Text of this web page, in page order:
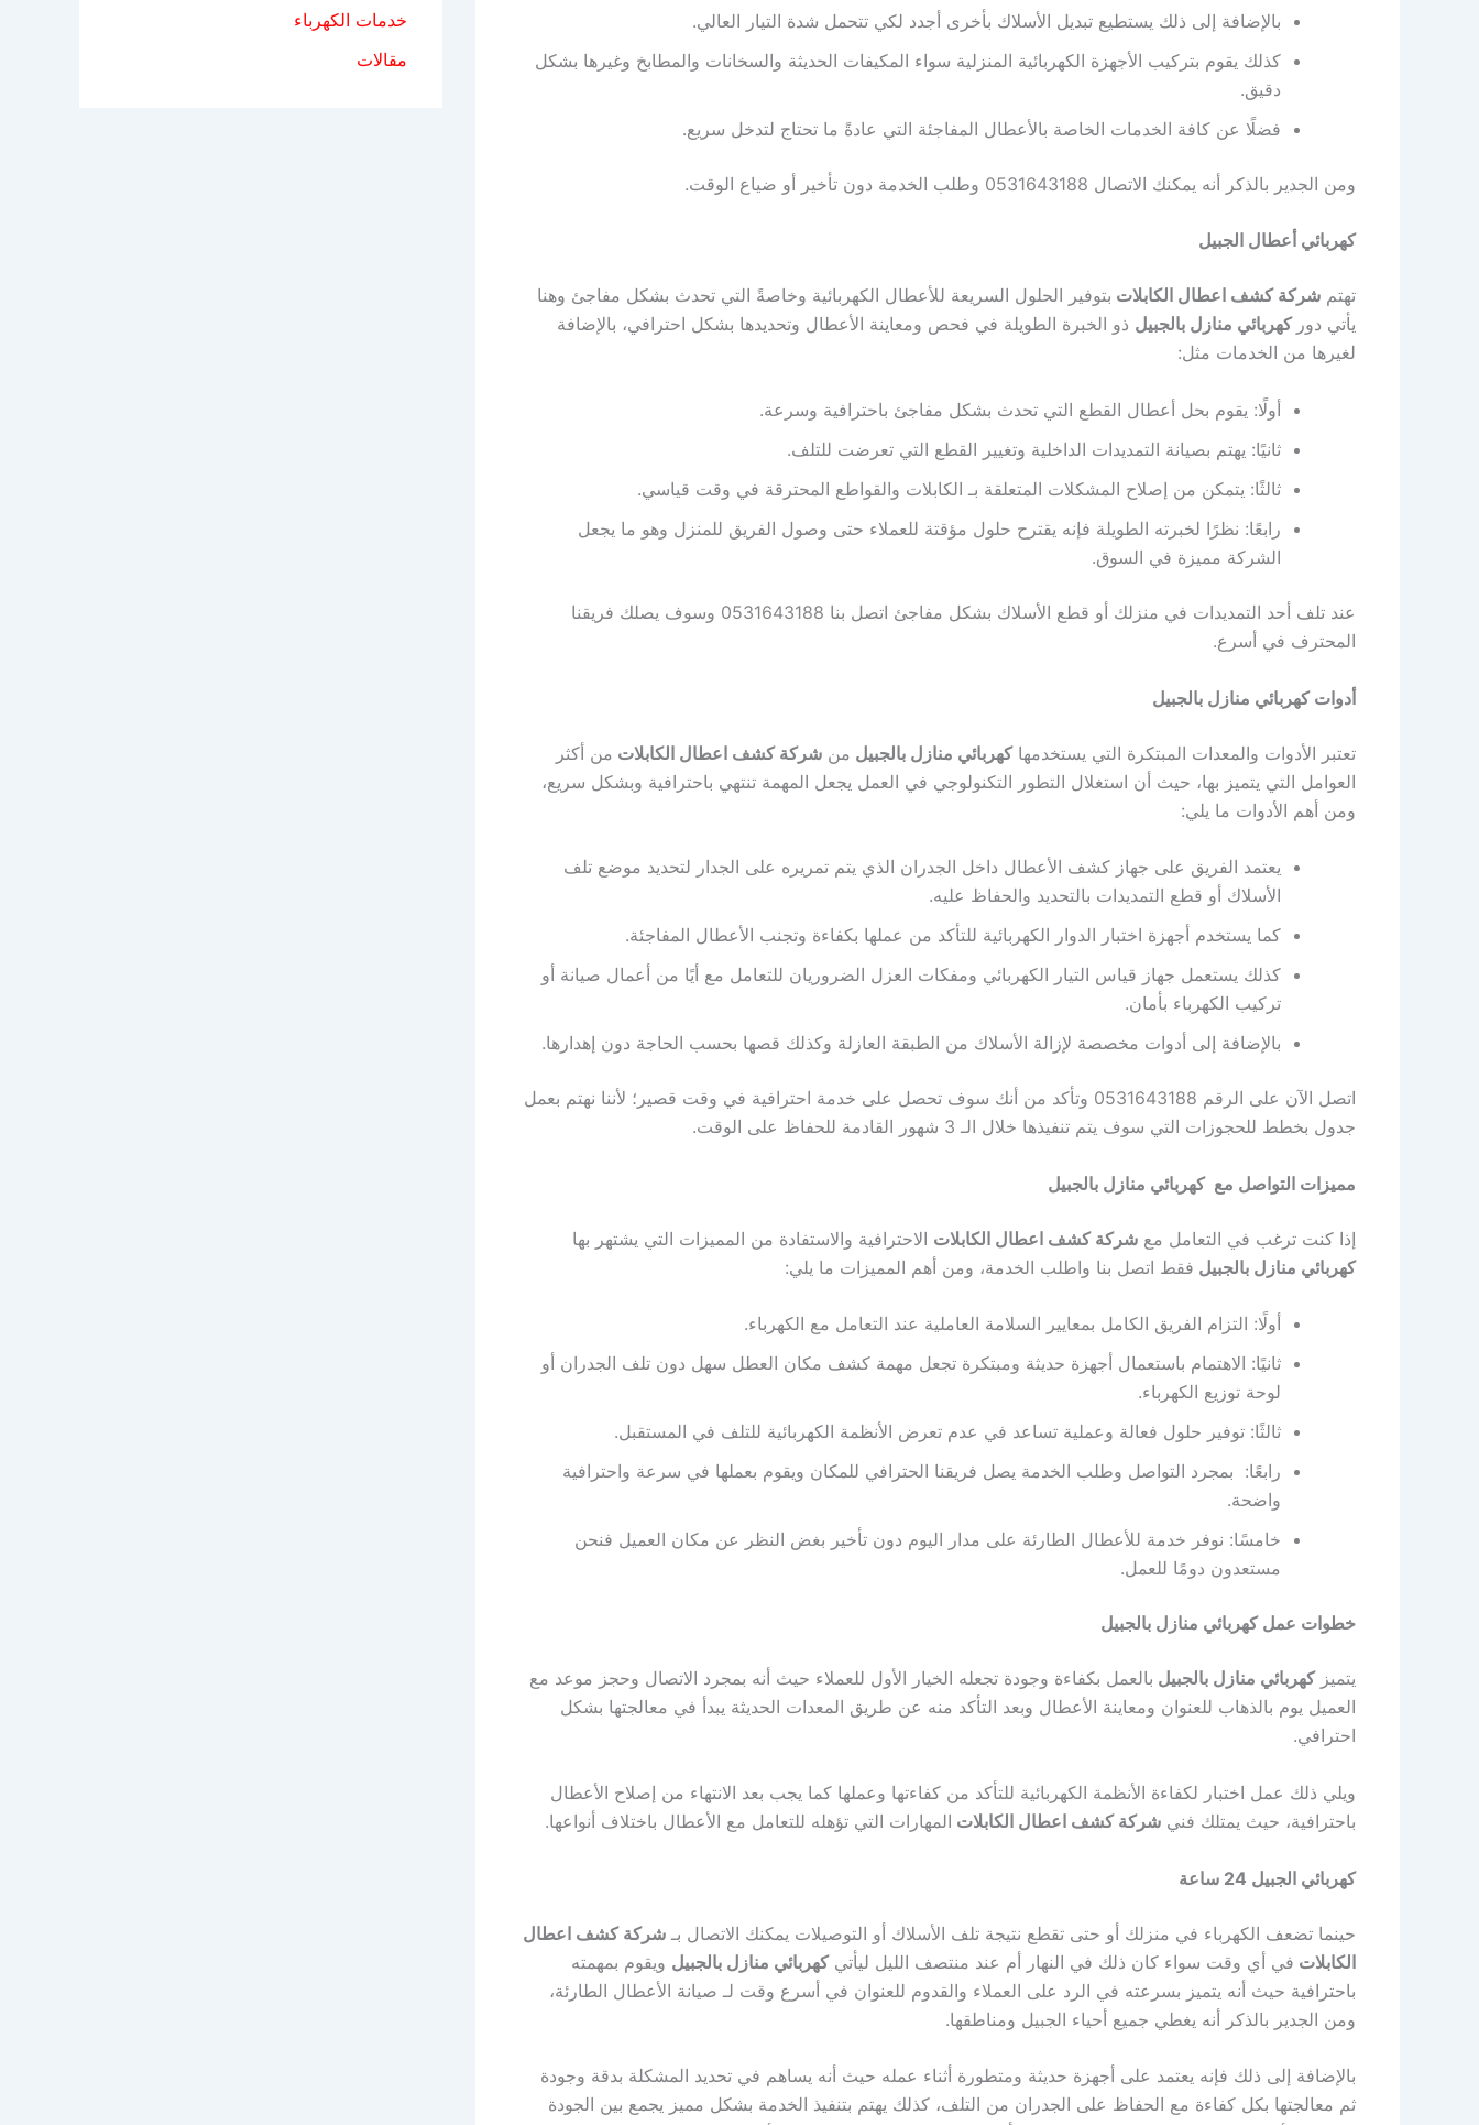
بالإضافة إلى ذلك يستطيع تبديل الأسلاك بأخرى أجدد لكي تتحمل شدة التيار العالي.
كذلك يقوم بتركيب الأجهزة الكهربائية المنزلية سواء المكيفات الحديثة والسخانات والمطابخ وغيرها بشكل
دقيق.
فضلًا عن كافة الخدمات الخاصة بالأعطال المفاجئة التي عادةً ما تحتاج لتدخل سريع.
ومن الجدير بالذكر أنه يمكنك الاتصال 0531643188 وطلب الخدمة دون تأخير أو ضياع الوقت.
كهربائي أعطال الجبيل
تهتم شركة كشف اعطال الكابلات بتوفير الحلول السريعة للأعطال الكهربائية وخاصةً التي تحدث بشكل مفاجئ وهنا
يأتي دور كهربائي منازل بالجبيل ذو الخبرة الطويلة في فحص ومعاينة الأعطال وتحديدها بشكل احترافي، بالإضافة
لغيرها من الخدمات مثل:
أولًا: يقوم بحل أعطال القطع التي تحدث بشكل مفاجئ باحترافية وسرعة.
ثانيًا: يهتم بصيانة التمديدات الداخلية وتغيير القطع التي تعرضت للتلف.
ثالثًا: يتمكن من إصلاح المشكلات المتعلقة بـ الكابلات والقواطع المحترقة في وقت قياسي.
رابعًا: نظرًا لخبرته الطويلة فإنه يقترح حلول مؤقتة للعملاء حتى وصول الفريق للمنزل وهو ما يجعل
الشركة مميزة في السوق.
عند تلف أحد التمديدات في منزلك أو قطع الأسلاك بشكل مفاجئ اتصل بنا 0531643188 وسوف يصلك فريقنا
المحترف في أسرع.
أدوات كهربائي منازل بالجبيل
تعتبر الأدوات والمعدات المبتكرة التي يستخدمهاكهربائي منازل بالجبيل من شركة كشف اعطال الكابلات من أكثر
العوامل التي يتميز بها، حيث أن استغلال التطور التكنولوجي في العمل يجعل المهمة تنتهي باحترافية وبشكل سريع،
ومن أهم الأدوات ما يلي:
يعتمد الفريق على جهاز كشف الأعطال داخل الجدران الذي يتم تمريره على الجدار لتحديد موضع تلف
الأسلاك أو قطع التمديدات بالتحديد والحفاظ عليه.
كما يستخدم أجهزة اختبار الدوار الكهربائية للتأكد من عملها بكفاءة وتجنب الأعطال المفاجئة.
كذلك يستعمل جهاز قياس التيار الكهربائي ومفكات العزل الضروريان للتعامل مع أيًا من أعمال صيانة أو
تركيب الكهرباء بأمان.
بالإضافة إلى أدوات مخصصة لإزالة الأسلاك من الطبقة العازلة وكذلك قصها بحسب الحاجة دون إهدارها.
اتصل الآن على الرقم 0531643188 وتأكد من أنك سوف تحصل على خدمة احترافية في وقت قصير؛ لأننا نهتم بعمل
جدول بخطط للحجوزات التي سوف يتم تنفيذها خلال الـ 3 شهور القادمة للحفاظ على الوقت.
مميزات التواصل مع كهربائي منازل بالجبيل
إذا كنت ترغب في التعامل مع شركة كشف اعطال الكابلات الاحترافية والاستفادة من المميزات التي يشتهر بها
كهربائي منازل بالجبيل فقط اتصل بنا واطلب الخدمة، ومن أهم المميزات ما يلي:
أولًا: التزام الفريق الكامل بمعايير السلامة العاملية عند التعامل مع الكهرباء.
ثانيًا: الاهتمام باستعمال أجهزة حديثة ومبتكرة تجعل مهمة كشف مكان العطل سهل دون تلف الجدران أو
لوحة توزيع الكهرباء.
ثالثًا: توفير حلول فعالة وعملية تساعد في عدم تعرض الأنظمة الكهربائية للتلف في المستقبل.
رابعًا: بمجرد التواصل وطلب الخدمة يصل فريقنا الحترافي للمكان ويقوم بعملها في سرعة واحترافية
واضحة.
خامسًا: نوفر خدمة للأعطال الطارئة على مدار اليوم دون تأخير بغض النظر عن مكان العميل فنحن
مستعدون دومًا للعمل.
خطوات عمل كهربائي منازل بالجبيل
يتميزكهربائي منازل بالجبيل بالعمل بكفاءة وجودة تجعله الخيار الأول للعملاء حيث أنه بمجرد الاتصال وحجز موعد مع
العميل يوم بالذهاب للعنوان ومعاينة الأعطال وبعد التأكد منه عن طريق المعدات الحديثة يبدأ في معالجتها بشكل
احترافي.
ويلي ذلك عمل اختبار لكفاءة الأنظمة الكهربائية للتأكد من كفاءتها وعملها كما يجب بعد الانتهاء من إصلاح الأعطال
باحترافية، حيث يمتلك فني شركة كشف اعطال الكابلات المهارات التي تؤهله للتعامل مع الأعطال باختلاف أنواعها.
كهربائي الجبيل 24 ساعة
حينما تضعف الكهرباء في منزلك أو حتى تقطع نتيجة تلف الأسلاك أو التوصيلات يمكنك الاتصال بـ شركة كشف اعطال
الكابلات في أي وقت سواء كان ذلك في النهار أم عند منتصف الليل ليأتيكهربائي منازل بالجبيل ويقوم بمهمته
باحترافية حيث أنه يتميز بسرعته في الرد على العملاء والقدوم للعنوان في أسرع وقت لـ صيانة الأعطال الطارئة،
ومن الجدير بالذكر أنه يغطي جميع أحياء الجبيل ومناطقها.
بالإضافة إلى ذلك فإنه يعتمد على أجهزة حديثة ومتطورة أثناء عمله حيث أنه يساهم في تحديد المشكلة بدقة وجودة
ثم معالجتها بكل كفاءة مع الحفاظ على الجدران من التلف، كذلك يهتم بتنفيذ الخدمة بشكل مميز يجمع بين الجودة
خدمات الكهرباء
مقالات